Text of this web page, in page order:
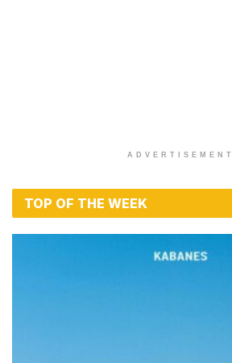
ADVERTISEMENT
TOP OF THE WEEK